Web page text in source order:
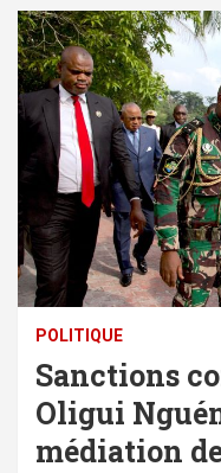
POLITIQUE
Sanctions
Oligui
médiation